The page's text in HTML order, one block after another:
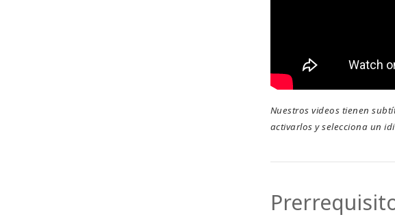
Nuestros videos tienen
activarlos y selecciona un